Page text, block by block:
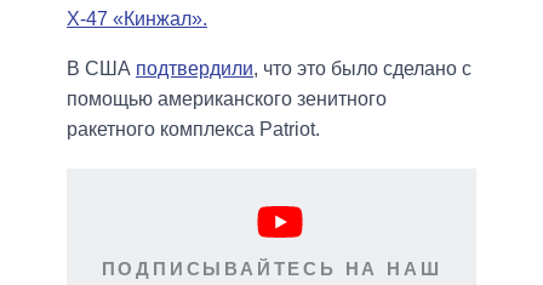
Х-47 «Кинжал».
В США подтвердили, что это было сделано с
помощью американского зенитного
ракетного комплекса Patriot.
ПОДПИСЫВАЙТЕСЬ НА НАШ